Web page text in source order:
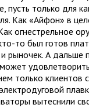
пусть только для
Как «Айфон» в
огнестрельное
то был готов
рыночек. А
только клиентов
вытеснили